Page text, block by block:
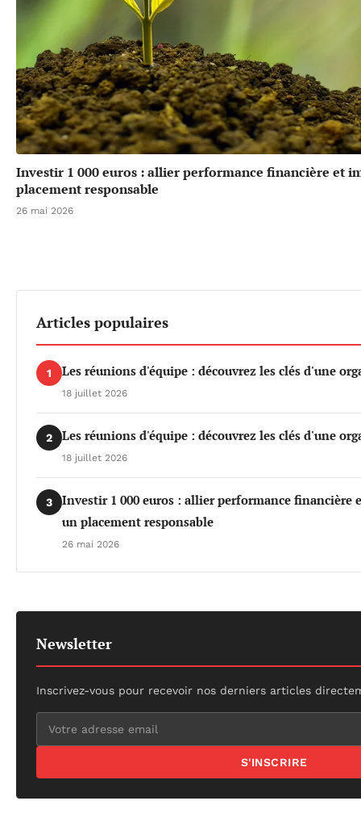
Investir 1 000 euros : allier performance financière et
placement responsable
26 mai 2026
Articles populaires
1 Les réunions d'équipe : découvrez les clés d'une
18 juillet 2026
2 Les réunions d'équipe : découvrez les clés d'une
18 juillet 2026
3
Investir 1 000 euros : allier performance financière
un placement responsable
26 mai 2026
Newsletter
Inscrivez-vous pour recevoir nos derniers articles
S'INSCRIRE